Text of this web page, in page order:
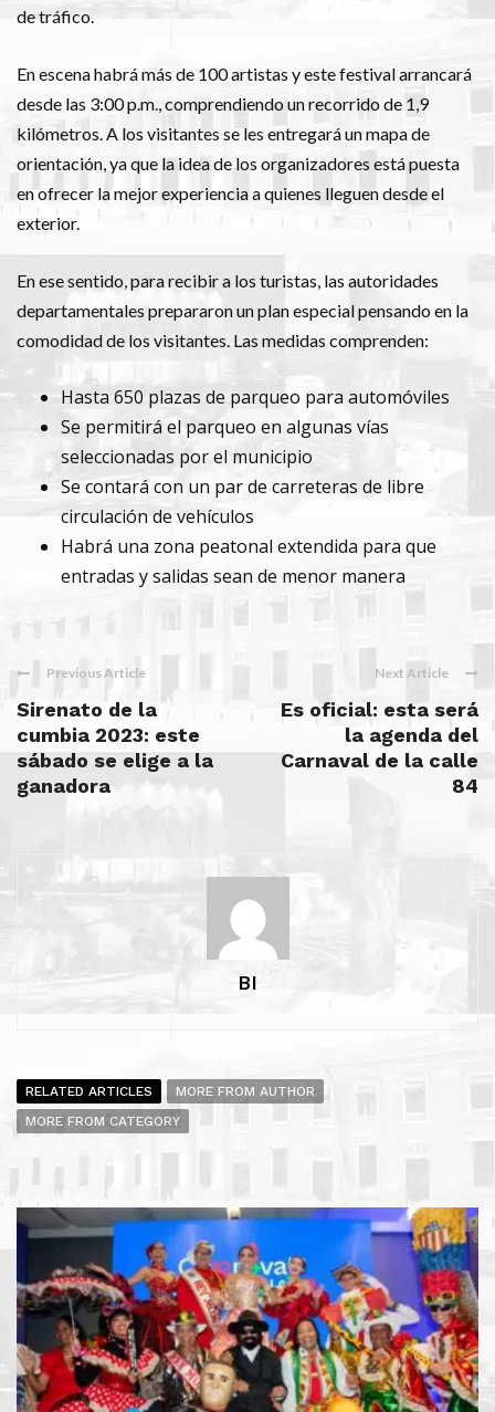
de tráfico.
En escena habrá más de 100 artistas y este festival arrancará
desde las 3:00 p.m., comprendiendo un recorrido de 1,9
kilómetros. A los visitantes se les entregará un mapa de
orientación, ya que la idea de los organizadores está puesta
en ofrecer la mejor experiencia a quienes lleguen desde el
exterior.
En ese sentido, para recibir a los turistas, las autoridades
departamentales prepararon un plan especial pensando en la
comodidad de los visitantes. Las medidas comprenden:
Hasta 650 plazas de parqueo para automóviles
Se permitirá el parqueo en algunas vías
seleccionadas por el municipio
Se contará con un par de carreteras de libre
circulación de vehículos
Habrá una zona peatonal extendida para que
entradas y salidas sean de menor manera
Previous Article
Sirenato de la
cumbia 2023: este
sábado se elige a la
ganadora
Next Article
Es oficial: esta será
la agenda del
Carnaval de la calle
84
BI
RELATED ARTICLES
MORE FROM AUTHOR
MORE FROM CATEGORY